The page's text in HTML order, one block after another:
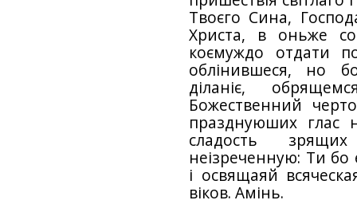
Твоєго Сина,
Христа, в оньже со
коємуждо отдати
облінившеся, но
діланіє,
Божественний
празднуюших глас
сладость
неізреченную: Ти бо
і освящаяй
віков. Амінь.